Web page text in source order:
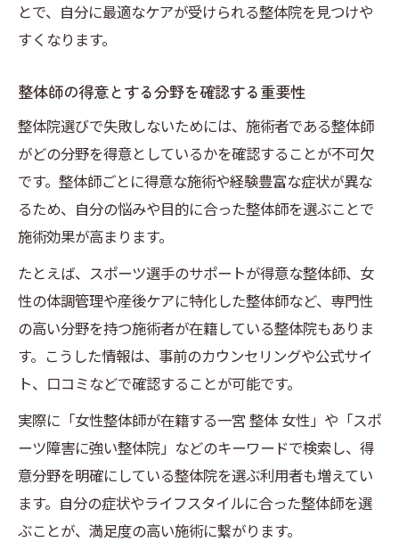
とで、自分に最適なケアが受けられる整体院を見つけや
すくなります。
整体師の得意とする分野を確認する重要性
整体院選びで失敗しないためには、施術者である整体師
がどの分野を得意としているかを確認することが不可欠
です。整体師ごとに得意な施術や経験豊富な症状が異な
るため、自分の悩みや目的に合った整体師を選ぶことで
施術効果が高まります。
たとえば、スポーツ選手のサポートが得意な整体師、女
性の体調管理や産後ケアに特化した整体師など、専門性
の高い分野を持つ施術者が在籍している整体院もありま
す。こうした情報は、事前のカウンセリングや公式サイ
ト、口コミなどで確認することが可能です。
実際に「女性整体師が在籍する一宮 整体 女性」や「スポ
ーツ障害に強い整体院」などのキーワードで検索し、得
意分野を明確にしている整体院を選ぶ利用者も増えてい
ます。自分の症状やライフスタイルに合った整体師を選
ぶことが、満足度の高い施術に繋がります。